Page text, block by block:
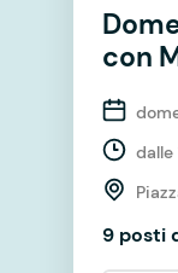
con
dalle
9 posti